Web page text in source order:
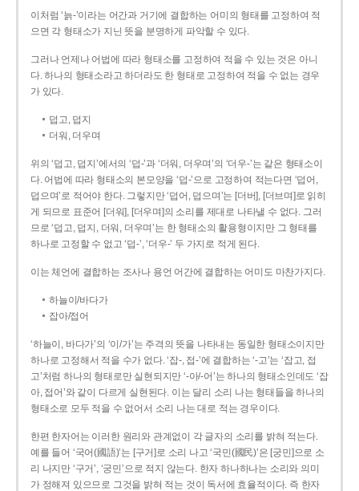
이처럼 ‘늙-­’이라는 어간과 거기에 결합하는 어미의 형태를 고정하여 적
으면 각 형태소가 지닌 뜻을 분명하게 파악할 수 있다.
그러나 언제나 어법에 따라 형태소를 고정하여 적을 수 있는 것은 아니
다. 하나의 형태소라고 하더라도 한 형태로 고정하여 적을 수 없는 경우
가 있다.
덥고, 덥지
더워, 더우며
위의 ‘덥고, 덥지’에서의 ‘덥-­’과 ‘더워, 더우며’의 ‘더우-­’는 같은 형태소이
다. 어법에 따라 형태소의 본모양을 ‘덥-­’으로 고정하여 적는다면 ‘덥어,
덥으며’로 적어야 한다. 그렇지만 ‘덥어, 덥으며’는 [더버], [더브며]로 읽히
게 되므로 표준어 [더워], [더우며]의 소리를 제대로 나타낼 수 없다. 그러
므로 ‘덥고, 덥지, 더워, 더우며’는 한 형태소의 활용형이지만 그 형태를
하나로 고정할 수 없고 ‘덥-’, ‘더우-’ 두 가지로 적게 된다.
이는 체언에 결합하는 조사나 용언 어간에 결합하는 어미도 마찬가지다.
하늘이/바다가
잡아/접어
‘하늘이, 바다가’의 ‘이/가’는 주격의 뜻을 나타내는 동일한 형태소이지만
하나로 고정해서 적을 수가 없다. ‘잡-, 접-’에 결합하는 ‘-고’는 ‘잡고, 접
고’처럼 하나의 형태로만 실현되지만 ‘-아/-어’는 하나의 형태소인데도 ‘잡
아, 접어’와 같이 다르게 실현된다. 이는 달리 소리 나는 형태들을 하나의
형태소로 모두 적을 수 없어서 소리 나는 대로 적는 경우이다.
한편 한자어는 이러한 원리와 관계없이 각 글자의 소리를 밝혀 적는다.
예를 들어 ‘국어(國語)’는 [구거]로 소리 나고 ‘국민(國民)’은 [궁민]으로 소
리 나지만 ‘구거’, ‘궁민’으로 적지 않는다. 한자 하나하나는 소리와 의미
가 정해져 있으므로 그것을 밝혀 적는 것이 독서에 효율적이다. 즉 한자